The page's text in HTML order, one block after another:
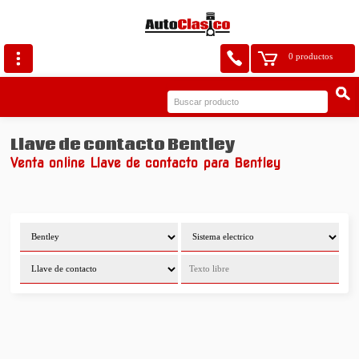
0 productos
Llave de contacto Bentley
Venta online Llave de contacto para Bentley